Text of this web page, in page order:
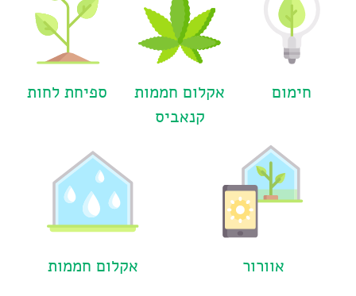
חימום
אקלום חממות
קנאביס​
ספיחת לחות
אוורור אקלום חממות